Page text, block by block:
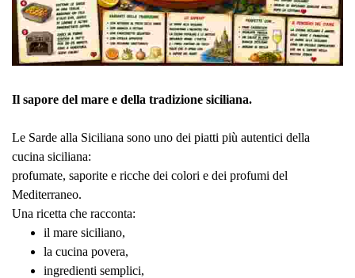
Il sapore del mare e della tradizione siciliana.
Le Sarde alla Siciliana sono uno dei piatti più autentici della
cucina siciliana:
profumate, saporite e ricche dei colori e dei profumi del
Mediterraneo.
Una ricetta che racconta:
il mare siciliano,
la cucina povera,
ingredienti semplici,